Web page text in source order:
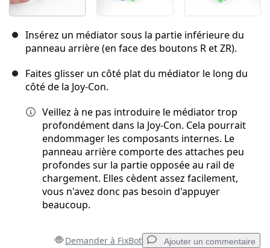
Insérez un médiator sous la partie inférieure du
panneau arrière (en face des boutons R et ZR).
Faites glisser un côté plat du médiator le long du
côté de la Joy-Con.
Veillez à ne pas introduire le médiator trop
profondément dans la Joy-Con. Cela pourrait
endommager les composants internes. Le
panneau arrière comporte des attaches peu
profondes sur la partie opposée au rail de
chargement. Elles cèdent assez facilement,
vous n'avez donc pas besoin d'appuyer
beaucoup.
Demander à FixBot Ajouter un commentaire